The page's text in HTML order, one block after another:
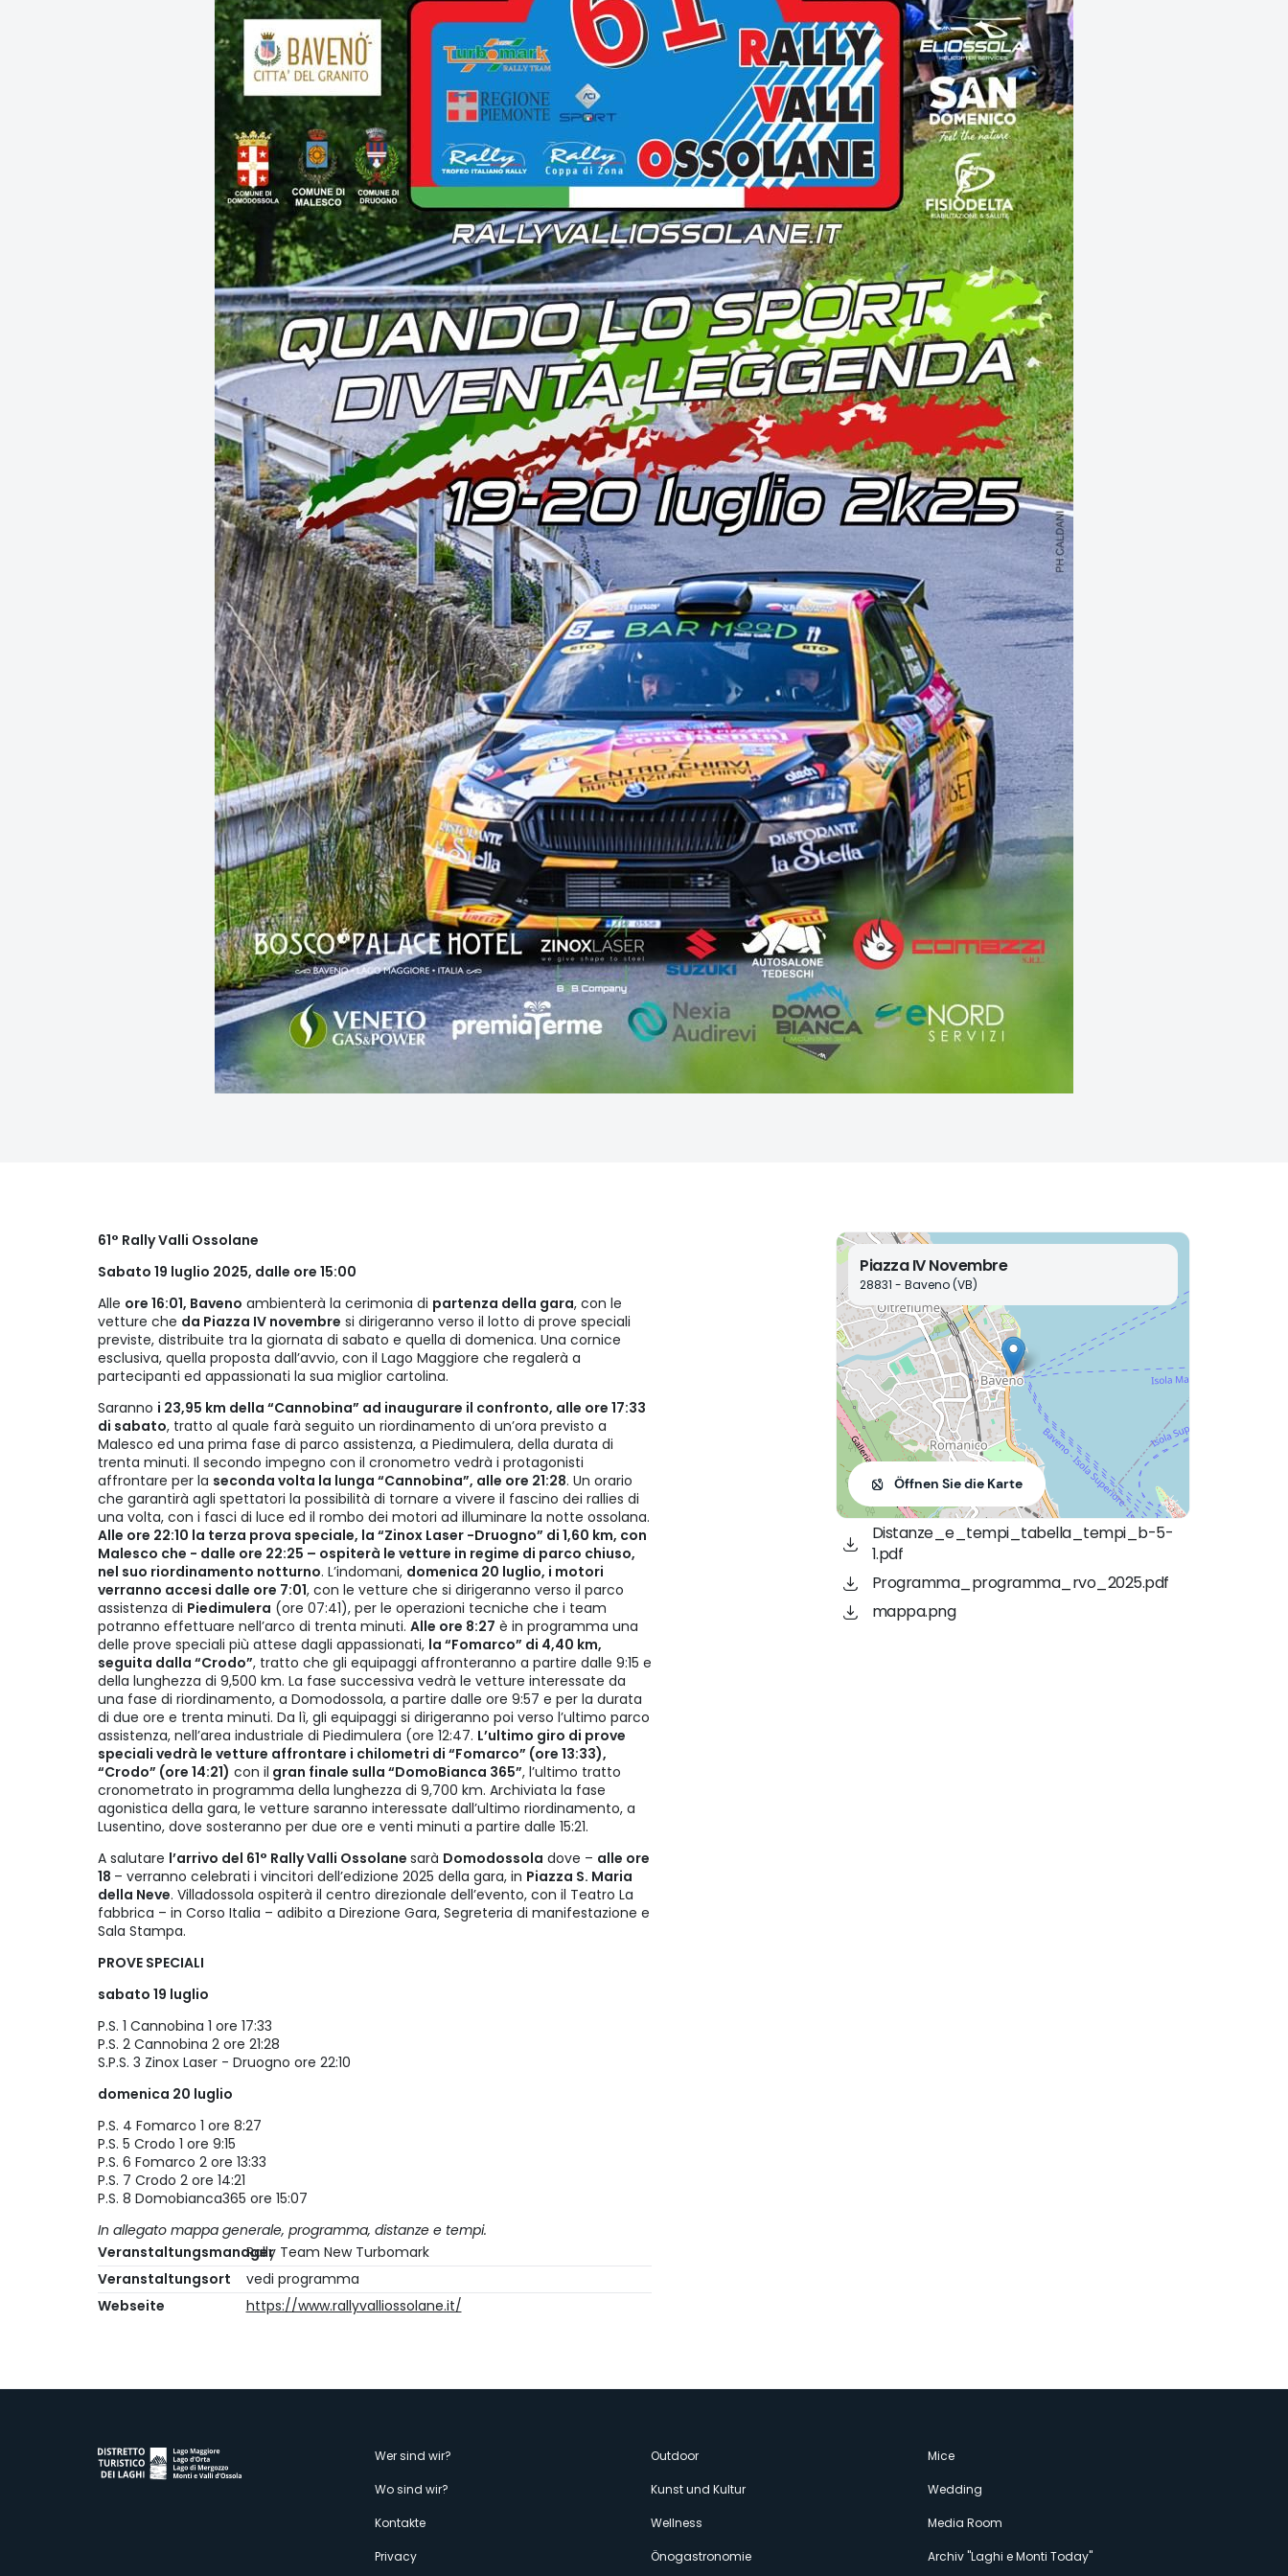
61° Rally Valli Ossolane
Sabato 19 luglio 2025, dalle ore 15:00
Alle ore 16:01, Baveno ambienterà la cerimonia di partenza della gara, con le
vetture che da Piazza IV novembre si dirigeranno verso il lotto di prove speciali
previste, distribuite tra la giornata di sabato e quella di domenica. Una cornice
esclusiva, quella proposta dall’avvio, con il Lago Maggiore che regalerà a
partecipanti ed appassionati la sua miglior cartolina.
Saranno i 23,95 km della “Cannobina” ad inaugurare il confronto, alle ore 17:33
di sabato, tratto al quale farà seguito un riordinamento di un’ora previsto a
Malesco ed una prima fase di parco assistenza, a Piedimulera, della durata di
trenta minuti. Il secondo impegno con il cronometro vedrà i protagonisti
affrontare per la seconda volta la lunga “Cannobina”, alle ore 21:28. Un orario
che garantirà agli spettatori la possibilità di tornare a vivere il fascino dei rallies di
una volta, con i fasci di luce ed il rombo dei motori ad illuminare la notte ossolana.
Alle ore 22:10 la terza prova speciale, la “Zinox Laser -Druogno” di 1,60 km, con
Malesco che - dalle ore 22:25 – ospiterà le vetture in regime di parco chiuso,
nel suo riordinamento notturno. L’indomani, domenica 20 luglio, i motori
verranno accesi dalle ore 7:01, con le vetture che si dirigeranno verso il parco
assistenza di Piedimulera (ore 07:41), per le operazioni tecniche che i team
potranno effettuare nell’arco di trenta minuti. Alle ore 8:27 è in programma una
delle prove speciali più attese dagli appassionati, la “Fomarco” di 4,40 km,
seguita dalla “Crodo”, tratto che gli equipaggi affronteranno a partire dalle 9:15 e
della lunghezza di 9,500 km. La fase successiva vedrà le vetture interessate da
una fase di riordinamento, a Domodossola, a partire dalle ore 9:57 e per la durata
di due ore e trenta minuti. Da lì, gli equipaggi si dirigeranno poi verso l’ultimo parco
assistenza, nell’area industriale di Piedimulera (ore 12:47. L’ultimo giro di prove
speciali vedrà le vetture affrontare i chilometri di “Fomarco” (ore 13:33),
“Crodo” (ore 14:21) con il gran finale sulla “DomoBianca 365”, l’ultimo tratto
cronometrato in programma della lunghezza di 9,700 km. Archiviata la fase
agonistica della gara, le vetture saranno interessate dall’ultimo riordinamento, a
Lusentino, dove sosteranno per due ore e venti minuti a partire dalle 15:21.
A salutare l’arrivo del 61° Rally Valli Ossolane sarà Domodossola dove – alle ore
18 – verranno celebrati i vincitori dell’edizione 2025 della gara, in Piazza S. Maria
della Neve. Villadossola ospiterà il centro direzionale dell’evento, con il Teatro La
fabbrica – in Corso Italia – adibito a Direzione Gara, Segreteria di manifestazione e
Sala Stampa.
PROVE SPECIALI
sabato 19 luglio
P.S. 1 Cannobina 1 ore 17:33
P.S. 2 Cannobina 2 ore 21:28
S.P.S. 3 Zinox Laser - Druogno ore 22:10
domenica 20 luglio
P.S. 4 Fomarco 1 ore 8:27
P.S. 5 Crodo 1 ore 9:15
P.S. 6 Fomarco 2 ore 13:33
P.S. 7 Crodo 2 ore 14:21
P.S. 8 Domobianca365 ore 15:07
In allegato mappa generale, programma, distanze e tempi.
VeranstaltungsmanagerRally Team New Turbomark
Veranstaltungsort
vedi programma
Webseite
https://www.rallyvalliossolane.it/
Piazza IV Novembre
28831 - Baveno (VB)
Öffnen Sie die Karte
Distanze_e_tempi_tabella_tempi_b-5-
1.pdf
Programma_programma_rvo_2025.pdf
mappa.png
Menù
secondario
Wer sind wir?
Wo sind wir?
Kontakte
Privacy
Outdoor
Kunst und Kultur
Wellness
Önogastronomie
Mice
Wedding
Media Room
Archiv "Laghi e Monti Today"